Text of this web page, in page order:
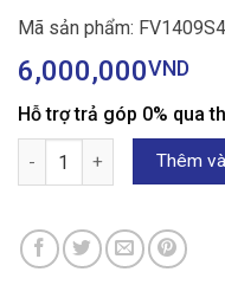
Mã sản phẩm:
6,000,000VND
Hỗ trợ trả góp 0% qua
Máy giặt LG Inverter 9 kg
Thêm